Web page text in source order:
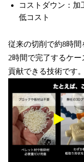
コストダウン：加
低コスト
従来の切削で約8時
2時間で完了するケ
貢献できる技術です。